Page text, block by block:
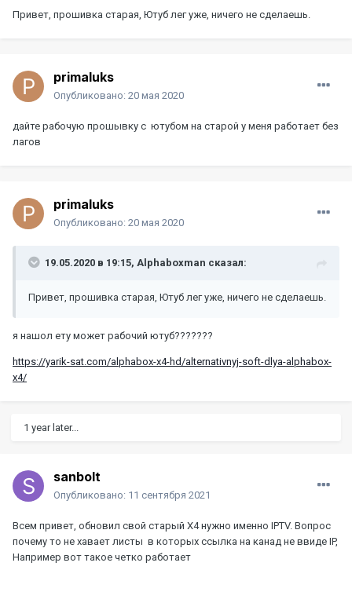
Привет, прошивка старая, Ютуб лег уже, ничего не сделаешь.
primaluks
Опубликовано: 20 мая 2020
дайте рабочую прошывку с ютубом на старой у меня работает без
лагов
primaluks
Опубликовано: 20 мая 2020
19.05.2020 в 19:15, Alphaboxman сказал:
Привет, прошивка старая, Ютуб лег уже, ничего не сделаешь.
я нашол ету может рабочий ютуб???????
https://yarik-sat.com/alphabox-x4-hd/alternativnyj-soft-dlya-alphabox-
x4/
1 year later...
sanbolt
Опубликовано: 11 сентября 2021
Всем привет, обновил свой старый X4 нужно именно IPTV. Вопрос
почему то не хавает листы в которых ссылка на канад не ввиде IP,
Например вот такое четко работает